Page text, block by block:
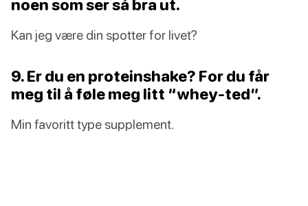
noen som ser så bra ut.
Kan jeg være din spotter for livet?
9. Er du en proteinshake? For du får
meg til å føle meg litt “whey-ted”.
Min favoritt type supplement.